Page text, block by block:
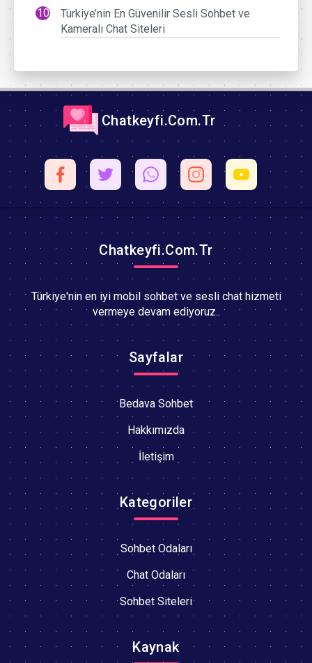
Türkiye’nin En Güvenilir Sesli Sohbet ve
Kameralı Chat Siteleri
Chatkeyfi.Com.Tr
Chatkeyfi.Com.Tr
Türkiye'nin en iyi mobil sohbet ve sesli chat hizmeti
vermeye devam ediyoruz..
Sayfalar
Bedava Sohbet
Hakkımızda
İletişim
Kategoriler
Sohbet Odaları
Chat Odaları
Sohbet Siteleri
Kaynak